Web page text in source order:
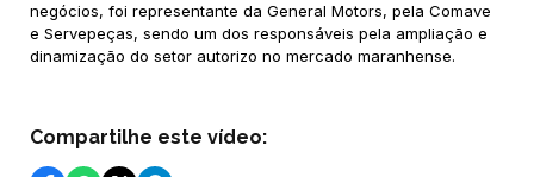
negócios, foi representante da General Motors, pela Comave
e Servepeças, sendo um dos responsáveis pela ampliação e
dinamização do setor autorizo no mercado maranhense.
Compartilhe este vídeo: